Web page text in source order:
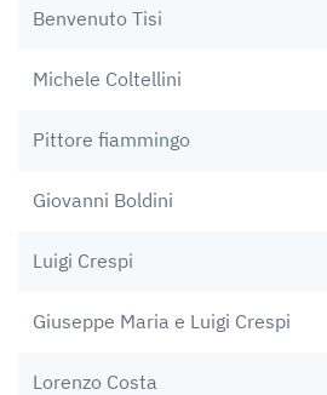
Benvenuto Tisi
Michele Coltellini
Pittore fiammingo
Giovanni Boldini
Luigi Crespi
Giuseppe Maria e Luigi Crespi
Lorenzo Costa